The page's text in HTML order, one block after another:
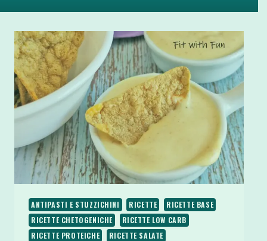
ANTIPASTI E STUZZICHINI RICETTE
RICETTE BASE
RICETTE CHETOGENICHE
RICETTE LOW CARB
RICETTE PROTEICHE
RICETTE SALATE